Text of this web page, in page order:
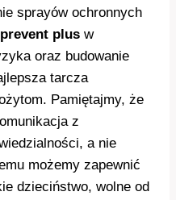
sprayów ochronnych
plus w
oraz budowanie
tarcza
Pamiętajmy, że
z
a nie
możemy zapewnić
dzieciństwo, wolne od